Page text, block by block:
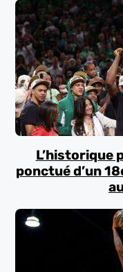
L’historique
ponctué d’un